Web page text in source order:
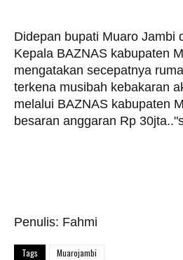
Didepan bupati Muaro Jambi
Kepala BAZNAS kabupaten
mengatakan secepatnya
terkena musibah kebakaran
melalui BAZNAS kabupaten
besaran anggaran Rp
Penulis: Fahmi
Tags Muarojambi